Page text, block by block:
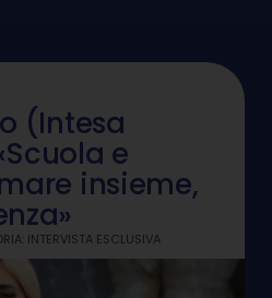
(Intesa
e
insieme,
INTERVISTA ESCLUSIVA